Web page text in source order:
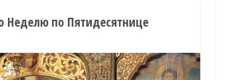
Неделю по Пятидесятнице